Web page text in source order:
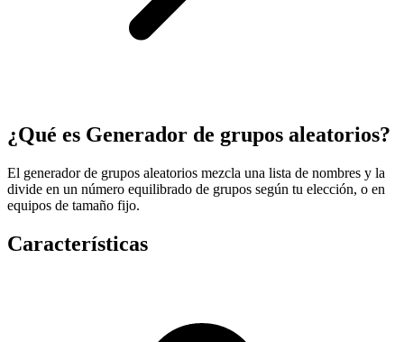
¿Qué es Generador de grupos aleatorios?
El generador de grupos aleatorios mezcla una lista de nombres y la
divide en un número equilibrado de grupos según tu elección, o en
equipos de tamaño fijo.
Características